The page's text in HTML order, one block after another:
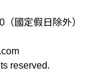
國定假日除外）
reserved.